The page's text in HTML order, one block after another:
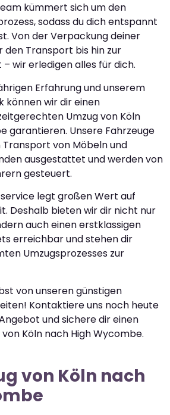
kümmert sich um den
sodass du dich entspannt
Von der Verpackung deiner
den Transport bis hin zur
wir erledigen alles für dich.
Erfahrung und unserem
können wir dir einen
Umzug von Köln
garantieren. Unsere Fahrzeuge
Transport von Möbeln und
ausgestattet und werden von
gesteuert.
legt großen Wert auf
Deshalb bieten wir dir nicht nur
auch einen erstklassigen
erreichbar und stehen dir
Umzugsprozesses zur
von unseren günstigen
Kontaktiere uns noch heute
und sichere dir einen
Köln nach High Wycombe.
von Köln nach